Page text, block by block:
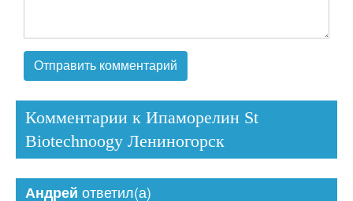
Комментарии к Ипаморелин St
Biotechnoogy Лениногорск
Андрей ответил(а)